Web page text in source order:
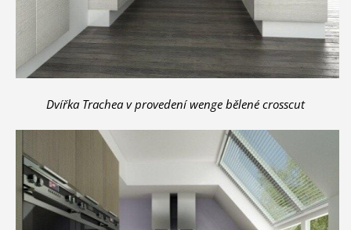
Dvířka Trachea v provedení wenge bělené crosscut